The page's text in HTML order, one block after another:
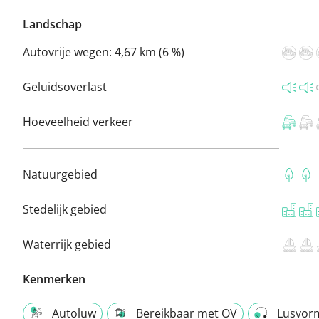
Landschap
Autovrije wegen: 4,67 km (6 %)
Geluidsoverlast
Hoeveelheid verkeer
Natuurgebied
Stedelijk gebied
Waterrijk gebied
Kenmerken
Autoluw Bereikbaar met OV